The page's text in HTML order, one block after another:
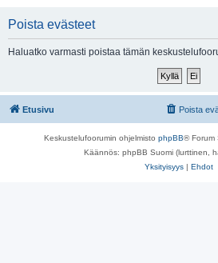
Poista evästeet
Haluatko varmasti poistaa tämän
Etusivu Poista
Keskustelufoorumin ohjelmisto phpBB® Forum
Käännös: phpBB Suomi (lurttinen,
Yksityisyys | Ehdot